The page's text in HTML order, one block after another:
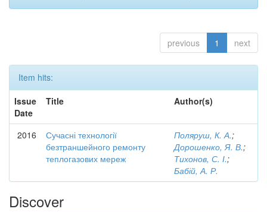
previous 1 next
Item hits:
Issue
Date
Title Author(s)
2016
Сучасні технології
безтраншейного ремонту
теплогазових мереж
Поляруш, К. А.;
Дорошенко, Я. В.;
Тихонов, С. І.;
Бабій, А. Р.
Discover